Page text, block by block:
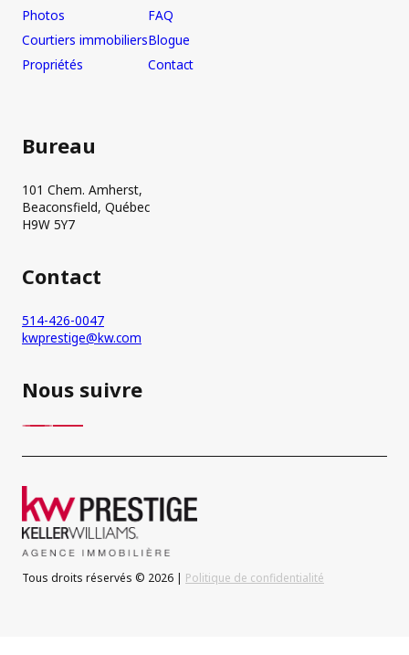
Photos
Courtiers immobiliers
Propriétés
FAQ
Blogue
Contact
Bureau
101 Chem. Amherst,
Beaconsfield, Québec
H9W 5Y7
Contact
514-426-0047
kwprestige@kw.com
Nous suivre
Tous droits réservés © 2026 | Politique de confidentialité